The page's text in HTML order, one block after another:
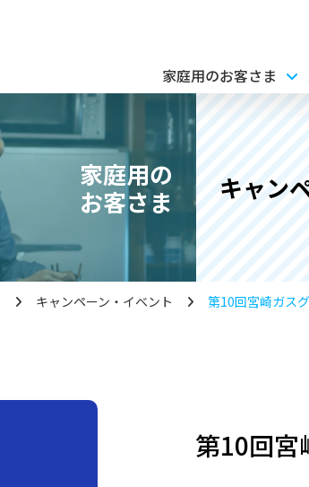
家庭用のお客さま
家庭用の
お客さま
キャン
キャンペーン・イベント 第10回宮崎ガス
第10回宮